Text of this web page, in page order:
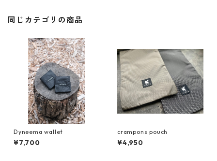
同じカテゴリの商品
Dyneema wallet
¥7,700
crampons pouch
¥4,950